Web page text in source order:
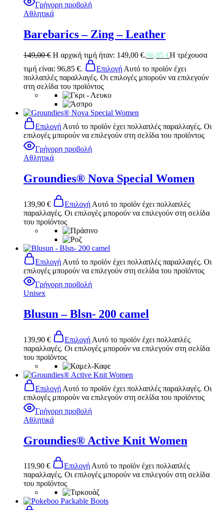
Γρήγορη προβολή
Αθλητικά
Barebarics – Zing – Leather
149,00€ Η αρχική τιμή ήταν: 149,00 €.96,85 €Η τρέχουσα
τιμή είναι: 96,85 €.
Επιλογή Αυτό το προϊόν έχει
πολλαπλές παραλλαγές. Οι επιλογές μπορούν να επιλεγούν
στη σελίδα του προϊόντος
Επιλογή Αυτό το προϊόν έχει πολλαπλές παραλλαγές. Οι
επιλογές μπορούν να επιλεγούν στη σελίδα του προϊόντος
Γρήγορη προβολή
Αθλητικά
Groundies® Nova Special Women
139,90 € Επιλογή Αυτό το προϊόν έχει πολλαπλές
παραλλαγές. Οι επιλογές μπορούν να επιλεγούν στη σελίδα
του προϊόντος
Επιλογή Αυτό το προϊόν έχει πολλαπλές παραλλαγές. Οι
επιλογές μπορούν να επιλεγούν στη σελίδα του προϊόντος
Γρήγορη προβολή
Unisex
Blusun – Blsn- 200 camel
139,90 € Επιλογή Αυτό το προϊόν έχει πολλαπλές
παραλλαγές. Οι επιλογές μπορούν να επιλεγούν στη σελίδα
του προϊόντος
Επιλογή Αυτό το προϊόν έχει πολλαπλές παραλλαγές. Οι
επιλογές μπορούν να επιλεγούν στη σελίδα του προϊόντος
Γρήγορη προβολή
Αθλητικά
Groundies® Active Knit Women
119,90 € ΕπιλογήΑυτό το προϊόν έχει πολλαπλές
παραλλαγές. Οι επιλογές μπορούν να επιλεγούν στη σελίδα
του προϊόντος